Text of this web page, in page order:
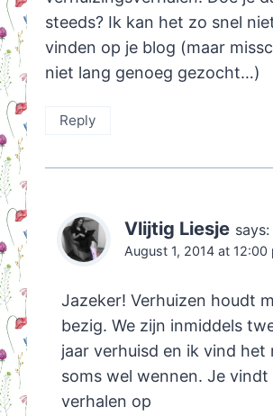
steeds? Ik kan het zo snel
vinden op je blog (maar
niet lang genoeg gezocht…)
Reply
Vlijtig Liesje says:
August 1, 2014 at 12:00
Jazeker! Verhuizen houdt
bezig. We zijn inmiddels
jaar verhuisd en ik vind het
soms wel wennen. Je vindt
verhalen op